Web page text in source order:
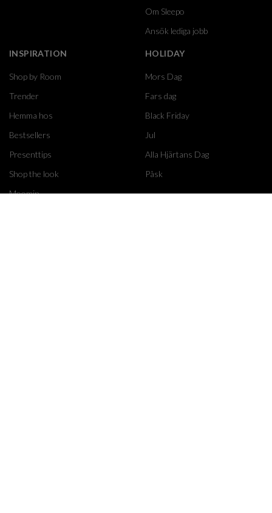
Om Sleepo
Ansök lediga jobb
INSPIRATION
Shop by Room
Trender
Hemma hos
Bestsellers
Presenttips
Shop the look
Moomin
HOLIDAY
Mors Dag
Fars dag
Black Friday
Jul
Alla Hjärtans Dag
Påsk